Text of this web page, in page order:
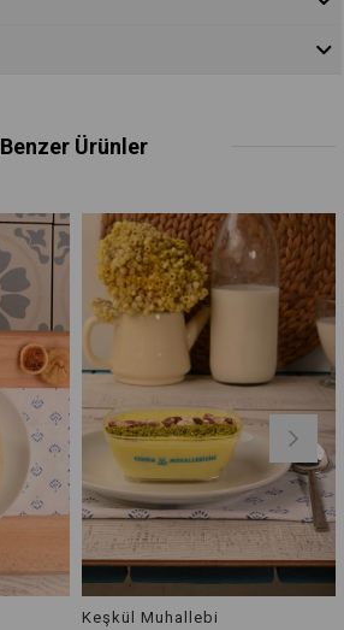
Benzer Ürünler
Keşkül Muhallebi